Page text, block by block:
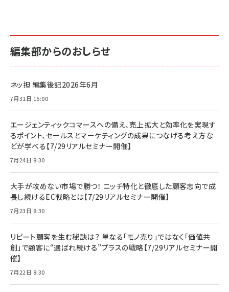
編集部からのおしらせ
ネッ担 編集後記2026年6月
7月31日 15:00
エージェンティックコマースへの備え、売上拡大と効率化を実現す
るポイント、セールスとマーケティングの成果につなげる考え方な
どが学べる【7/29リアルセミナー開催】
7月24日 8:30
大手が攻めない市場で勝つ！ ニッチ特化と徹底した顧客志向で成
長し続けるEC戦略とは【7/29リアルセミナー開催】
7月23日 8:30
リピート顧客を生む秘訣は？ 単なる「モノ売り」ではなく「価値共
創」で顧客に“選ばれ続ける”プラスの戦略【7/29リアルセミナー開
催】
7月22日 8:30